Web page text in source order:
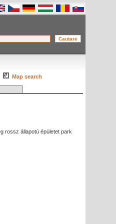
Map search
rossz állapotú épületet park